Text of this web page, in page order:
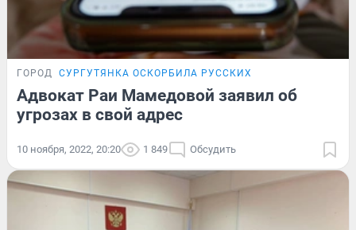
ГОРОД СУРГУТЯНКА ОСКОРБИЛА РУССКИХ
Адвокат Раи Мамедовой заявил об
угрозах в свой адрес
10 ноября, 2022, 20:20 1 849 Обсудить